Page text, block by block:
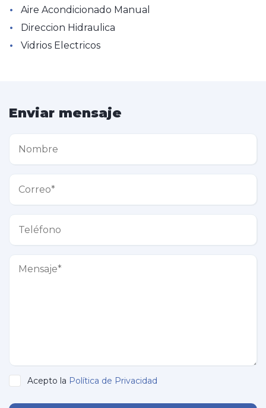
• Aire Acondicionado Manual
• Direccion Hidraulica
• Vidrios Electricos
Enviar mensaje
Acepto la Política de Privacidad